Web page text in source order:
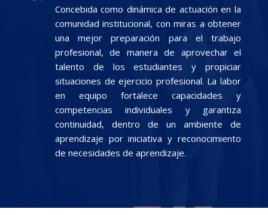
Concebida como dinámica de actuación en la
comunidad institucional, con miras a obtener
una mejor preparación para el trabajo
profesional, de manera de aprovechar el
talento de los estudiantes y propiciar
situaciones de ejercicio profesional. La labor
en equipo fortalece capacidades y
competencias individuales y garantiza
continuidad, dentro de un ambiente de
aprendizaje por iniciativa y reconocimiento
de necesidades de aprendizaje.